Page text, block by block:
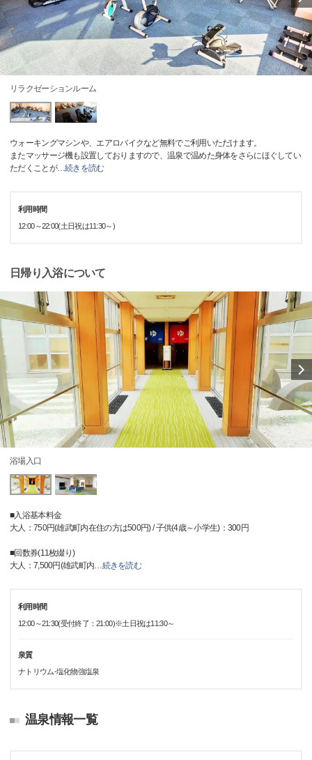
リラクゼーションルーム
ウォーキングマシンや、エアロバイクなど無料でご利用いただけます。
またマッサージ機も設置しておりますので、温泉で温めた身体をさらにほぐしてい
ただくことが…続きを読む
利用時間
12:00～22:00(土日祝は11:30～)
日帰り入浴について
浴場入口
■入浴基本料金
大人：750円(雄武町内在住の方は500円) / 子供(4歳～小学生)：300円
■回数券(11枚綴り)
大人：7,500円(雄武町内…続きを読む
利用時間
12:00～21:30(受付終了：21:00)※土日祝は11:30～
泉質
ナトリウム-塩化物強塩泉
温泉情報一覧